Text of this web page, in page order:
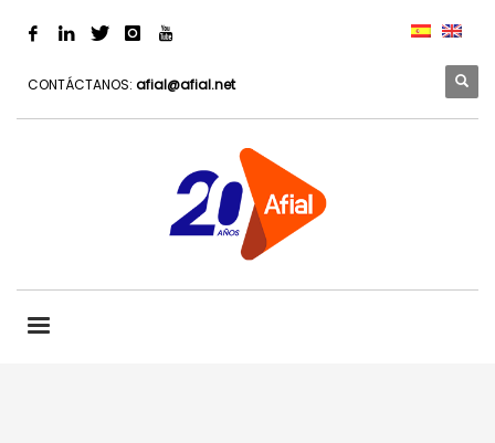
CONTÁCTANOS: afial@afial.net